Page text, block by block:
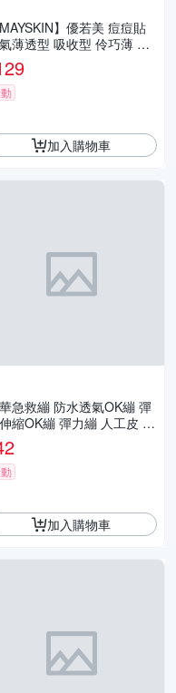
MAYSKIN】優若美 痘痘貼
薄透型 吸收型 伶巧薄 隱
痘痘貼 膚色上妝可用
加入購物車
急救繃 防水透氣OK繃 彈
縮OK繃 彈力繃 人工皮 傷
帶
加入購物車